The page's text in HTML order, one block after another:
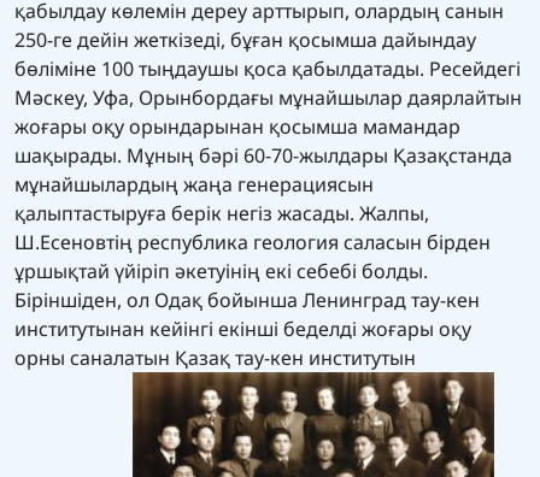
қабылдау көлемін дереу арттырып, олардың санын
250-ге дейін жеткізеді, бұған қосымша дайындау
бөліміне 100 тыңдаушы қоса қабылдатады. Ресейдегі
Мәскеу, Уфа, Орынбордағы мұнайшылар даярлайтын
жоғары оқу орындарынан қосымша мамандар
шақырады. Мұның бәрі 60-70-жылдары Қазақстанда
мұнайшылардың жаңа генерациясын
қалыптастыруға берік негіз жасады. Жалпы,
Ш.Есеновтің республика геология саласын бірден
ұршықтай үйіріп әкетуінің екі себебі болды.
Біріншіден, ол Одақ бойынша Ленинград тау-кен
институтынан кейінгі екінші беделді жоғары оқу
орны саналатын Қазақ тау-кен институтын